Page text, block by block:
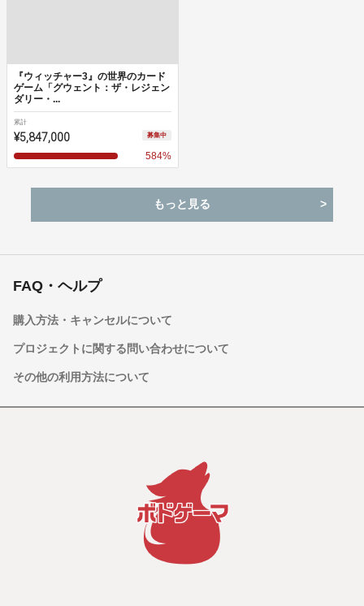
『ウィッチャー3』の世界のカード
ゲーム「グウェント：ザ・レジェン
ダリー・...
累計
¥5,847,000 募集中
584%
もっと見る
FAQ・ヘルプ
購入方法・キャンセルについて
プロジェクトに関する問い合わせについて
その他の利用方法について